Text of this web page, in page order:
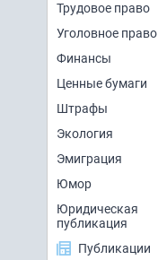
Трудовое право
Уголовное право
Финансы
Ценные бумаги
Штрафы
Экология
Эмиграция
Юмор
Юридическая
публикация
Публикации